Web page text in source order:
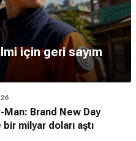
için geri sayım
Man: Brand New Day
milyar doları aştı